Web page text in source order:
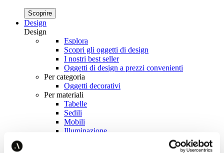
Scoprire
Design
Design
Esplora
Scopri gli oggetti di design
I nostri best seller
Oggetti di design a prezzi convenienti
Per categoria
Oggetti decorativi
Per materiali
Tabelle
Sedili
Mobili
Illuminazione